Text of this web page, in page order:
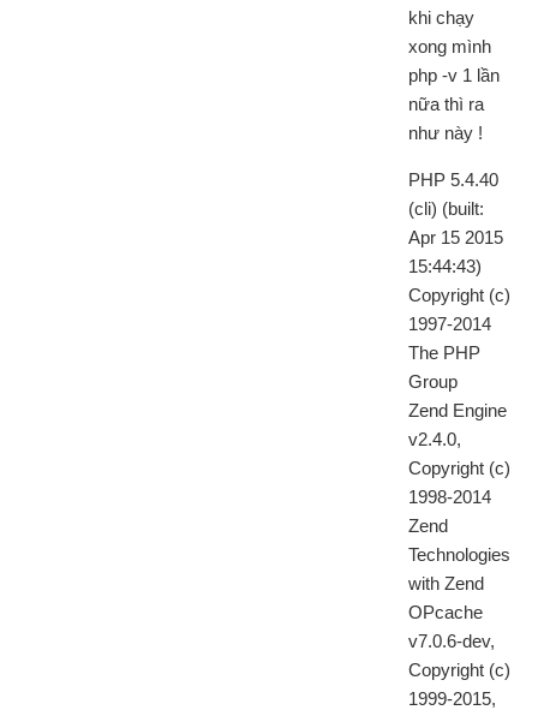
khi chạy
xong mình
php -v 1 lần
nữa thì ra
như này !
PHP 5.4.40
(cli) (built:
Apr 15 2015
15:44:43)
Copyright (c)
1997-2014
The PHP
Group
Zend Engine
v2.4.0,
Copyright (c)
1998-2014
Zend
Technologies
with Zend
OPcache
v7.0.6-dev,
Copyright (c)
1999-2015,